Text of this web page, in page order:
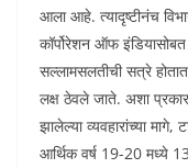
आला आहे. त्यादृष्टीनंच
कॉर्पोरेशन ऑफ
सल्लामसलतीची सत्रे
लक्ष ठेवले जाते. अशा
झालेल्या व्यवहारांच्या
आर्थिक वर्ष 19-20 मध्ये